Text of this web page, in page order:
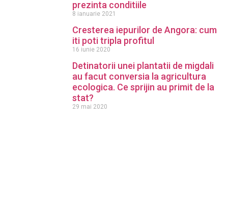
prezinta conditiile
8 ianuarie 2021
Cresterea iepurilor de Angora: cum
iti poti tripla profitul
16 iunie 2020
Detinatorii unei plantatii de migdali
au facut conversia la agricultura
ecologica. Ce sprijin au primit de la
stat?
29 mai 2020